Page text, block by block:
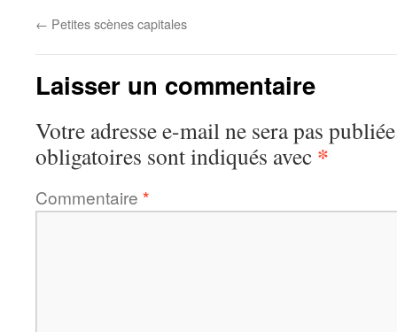
← Petites scènes capitales
Laisser un commentaire
Votre adresse e-mail ne sera pas
obligatoires sont indiqués avec *
Commentaire *